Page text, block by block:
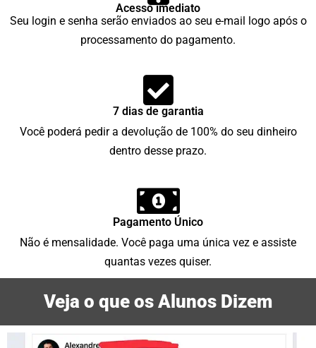
Acesso imediato
Seu login e senha serão enviados ao seu e-mail logo após o
processamento do pagamento.
7 dias de garantia
Você poderá pedir a devolução de 100% do seu dinheiro
dentro desse prazo.
Pagamento Único
Não é mensalidade. Você paga uma única vez e assiste
quantas vezes quiser.
Veja o que os Alunos Dizem